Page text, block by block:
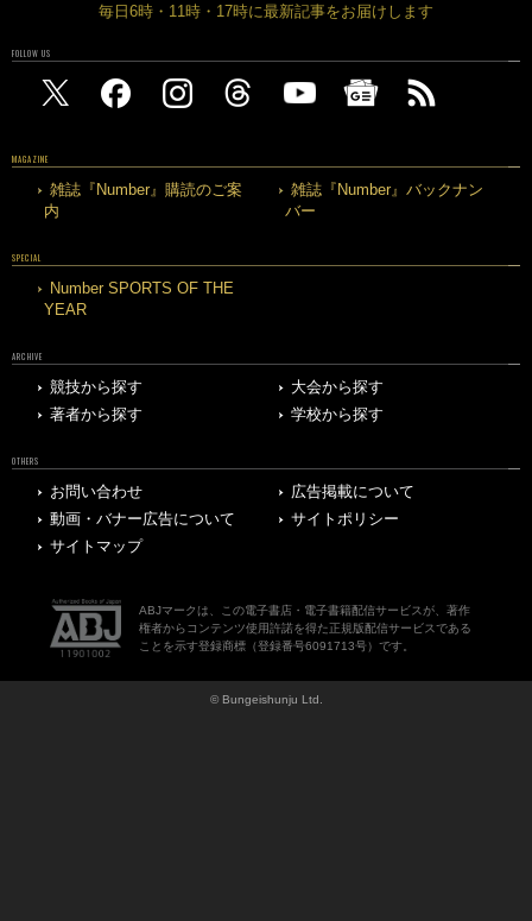
毎日6時・11時・17時に最新記事をお届けします
FOLLOW US
MAGAZINE
雑誌『Number』購読のご案
内
雑誌『Number』バックナン
バー
SPECIAL
Number SPORTS OF THE
YEAR
ARCHIVE
競技から探す
大会から探す
著者から探す
学校から探す
OTHERS
お問い合わせ
広告掲載について
動画・バナー広告について
サイトポリシー
サイトマップ
ABJマークは、この電子書店・電子書籍配信サービスが、著作
権者からコンテンツ使用許諾を得た正規版配信サービスである
ことを示す登録商標（登録番号6091713号）です。
© Bungeishunju Ltd.